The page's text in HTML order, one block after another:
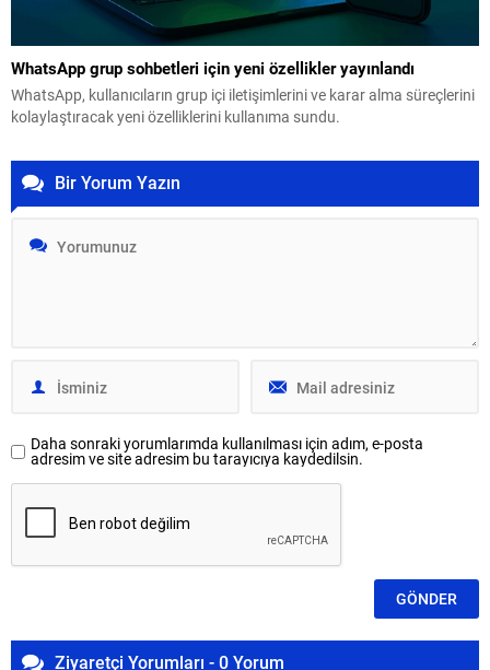
WhatsApp grup sohbetleri için yeni özellikler yayınlandı
WhatsApp, kullanıcıların grup içi iletişimlerini ve karar alma süreçlerini
kolaylaştıracak yeni özelliklerini kullanıma sundu.
Bir Yorum Yazın
Daha sonraki yorumlarımda kullanılması için adım, e-posta
adresim ve site adresim bu tarayıcıya kaydedilsin.
Ziyaretçi Yorumları - 0 Yorum